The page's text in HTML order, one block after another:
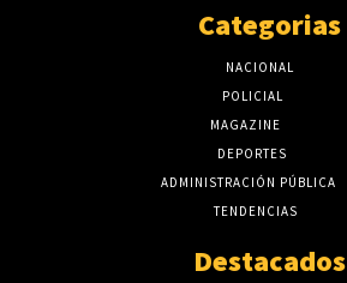
Categorias
NACIONAL
POLICIAL
MAGAZINE
DEPORTES
ADMINISTRACIÓN PÚBLICA
TENDENCIAS
Destacados